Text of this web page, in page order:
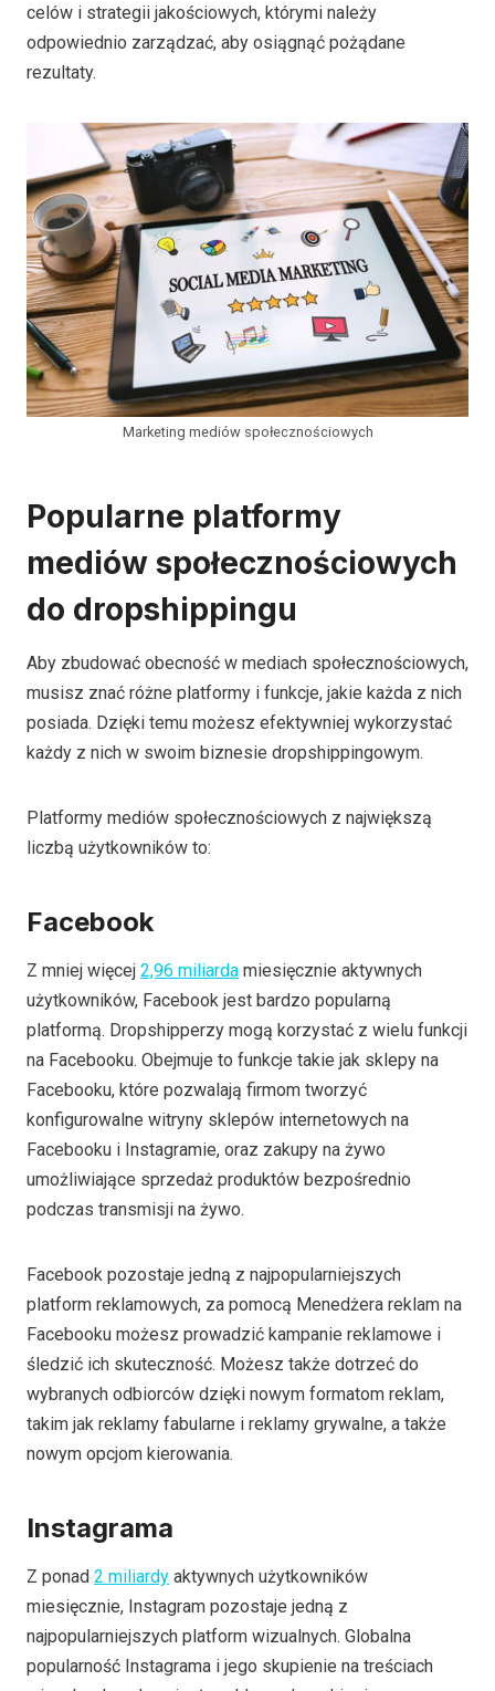
celów i strategii jakościowych, którymi należy
odpowiednio zarządzać, aby osiągnąć pożądane
rezultaty.
Marketing mediów społecznościowych
Popularne platformy
mediów społecznościowych
do dropshippingu
Aby zbudować obecność w mediach społecznościowych,
musisz znać różne platformy i funkcje, jakie każda z nich
posiada. Dzięki temu możesz efektywniej wykorzystać
każdy z nich w swoim biznesie dropshippingowym.
Platformy mediów społecznościowych z największą
liczbą użytkowników to:
Facebook
Z mniej więcej 2,96 miliarda miesięcznie aktywnych
użytkowników, Facebook jest bardzo popularną
platformą. Dropshipperzy mogą korzystać z wielu funkcji
na Facebooku. Obejmuje to funkcje takie jak sklepy na
Facebooku, które pozwalają firmom tworzyć
konfigurowalne witryny sklepów internetowych na
Facebooku i Instagramie, oraz zakupy na żywo
umożliwiające sprzedaż produktów bezpośrednio
podczas transmisji na żywo.
Facebook pozostaje jedną z najpopularniejszych
platform reklamowych, za pomocą Menedżera reklam na
Facebooku możesz prowadzić kampanie reklamowe i
śledzić ich skuteczność. Możesz także dotrzeć do
wybranych odbiorców dzięki nowym formatom reklam,
takim jak reklamy fabularne i reklamy grywalne, a także
nowym opcjom kierowania.
Instagrama
Z ponad 2 miliardy aktywnych użytkowników
miesięcznie, Instagram pozostaje jedną z
najpopularniejszych platform wizualnych. Globalna
popularność Instagrama i jego skupienie na treściach